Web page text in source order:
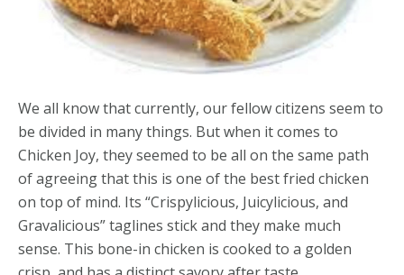
We all know that currently, our fellow citizens seem to
be divided in many things. But when it comes to
Chicken Joy, they seemed to be all on the same path
of agreeing that this is one of the best fried chicken
on top of mind. Its “Crispylicious, Juicylicious, and
Gravalicious” taglines stick and they make much
sense. This bone-in chicken is cooked to a golden